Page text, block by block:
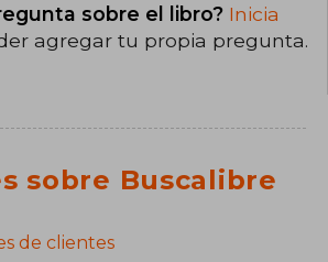
sobre el libro? Inicia
agregar tu propia pregunta.
sobre Buscalibre
de clientes